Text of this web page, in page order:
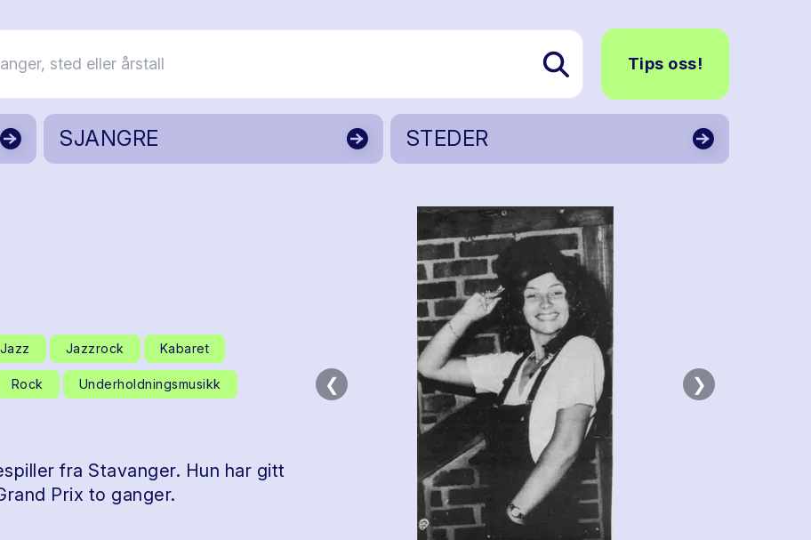
Tips oss!
SJANGRE STEDER
Jazz Jazzrock Kabaret
Rock Underholdningsmusikk
fra Stavanger. Hun har gitt
Prix to ganger.
❮ ❯